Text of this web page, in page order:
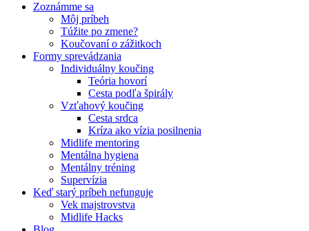
Zoznámme sa
Môj príbeh
Túžite po zmene?
Koučovaní o zážitkoch
Formy sprevádzania
Individuálny koučing
Teória hovorí
Cesta podľa špirály
Vzťahový koučing
Cesta srdca
Kríza ako vízia posilnenia
Midlife mentoring
Mentálna hygiena
Mentálny tréning
Supervízia
Keď starý príbeh nefunguje
Vek majstrovstva
Midlife Hacks